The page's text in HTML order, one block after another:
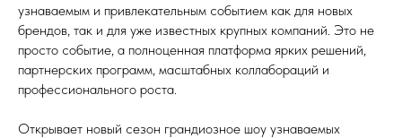
узнаваемым и привлекательным событием как для новых
брендов, так и для уже известных крупных компаний. Это не
просто событие, а полноценная платформа ярких решений,
партнерских программ, масштабных коллабораций и
профессионального роста.
Открывает новый сезон грандиозное шоу узнаваемых